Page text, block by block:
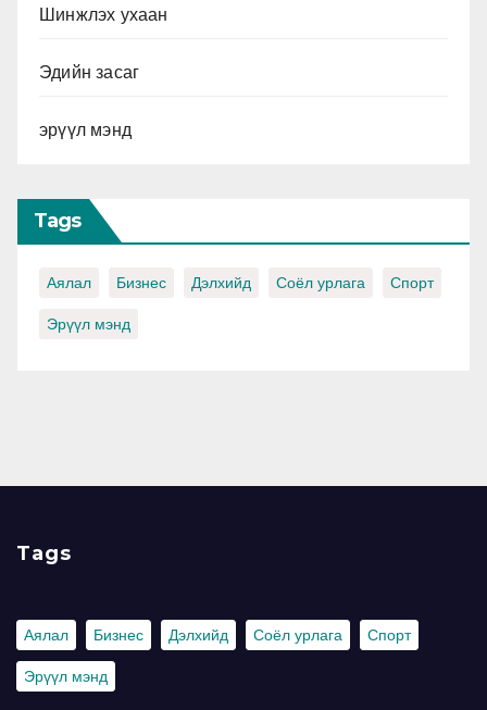
Шинжлэх ухаан
Эдийн засаг
эрүүл мэнд
Tags
Аялал Бизнес Дэлхийд Соёл урлага Спорт
Эрүүл мэнд
Tags
Аялал Бизнес Дэлхийд Соёл урлага Спорт
Эрүүл мэнд